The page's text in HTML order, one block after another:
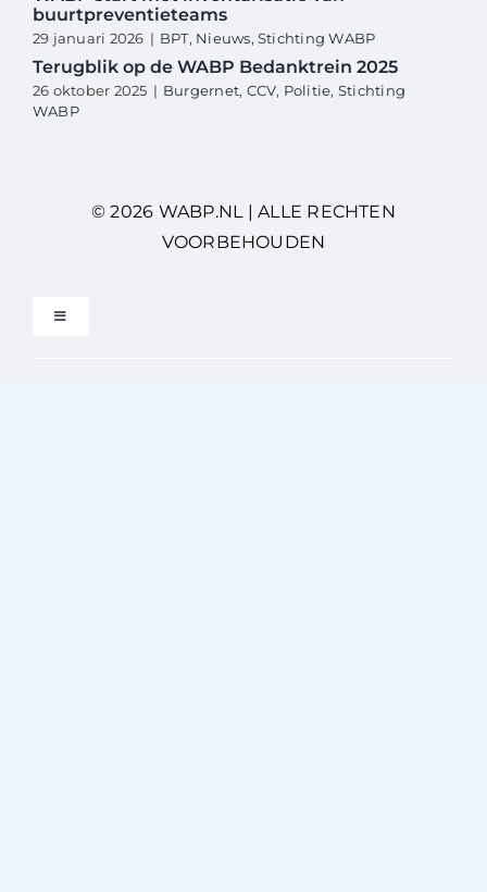
buurtpreventieteams
29 januari 2026 | BPT, Nieuws, Stichting WABP
Terugblik op de WABP Bedanktrein 2025
26 oktober 2025 | Burgernet, CCV, Politie, Stichting
WABP
© 2026 WABP.NL | ALLE RECHTEN
VOORBEHOUDEN
Toggle